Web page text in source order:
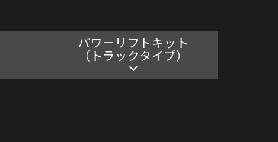
パワーリフトキット
（トラックタイプ）